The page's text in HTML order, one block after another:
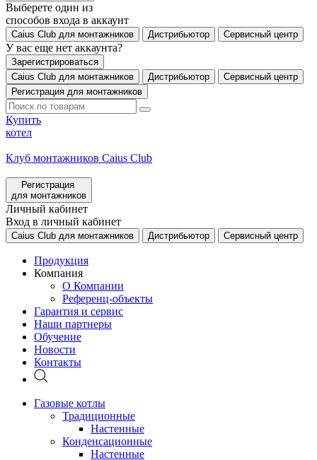
Выберете один из
способов входа в аккаунт
Caius Club для монтажников Дистрибьютор Сервисный центр
У вас еще нет аккаунта?
Зарегистрироваться
Caius Club для монтажников
Дистрибьютор
Сервисный центр
Регистрация для монтажников
Купить
котел
Клуб монтажников Caius Club
Регистрация
для монтажников
Личный кабинет
Вход в личный кабинет
Caius Club для монтажников Дистрибьютор Сервисный центр
Продукция
Компания
О Компании
Референц-объекты
Гарантия и сервис
Наши партнеры
Обучение
Новости
Контакты
Газовые котлы
Традиционные
Настенные
Конденсационные
Настенные